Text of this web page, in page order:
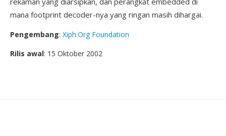
mana footprint decoder-nya yang ringan masih dihargai.
Pengembang: Xiph.Org Foundation
Rilis awal: 15 Oktober 2002